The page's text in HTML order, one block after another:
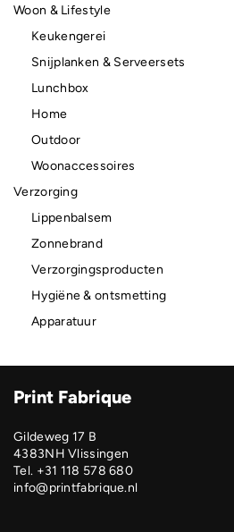
Woon & Lifestyle
Keukengerei
Snijplanken & Serveersets
Lunchbox
Home
Outdoor
Woonaccessoires
Verzorging
Lippenbalsem
Zonnebrand
Verzorgingsproducten
Hygiëne & ontsmetting
Apparatuur
Print Fabrique
Gildeweg 17 B
4383NH Vlissingen
Tel. +31 118 578 680
info@printfabrique.nl